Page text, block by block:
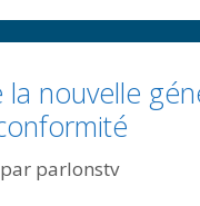
la nouvelle
par parlonstv